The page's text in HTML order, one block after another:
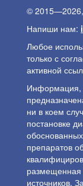
©
Напиши нам:
Любое
только с
активной
Информация,
ни в коем
постановке
препаратов
размещенная
источников.